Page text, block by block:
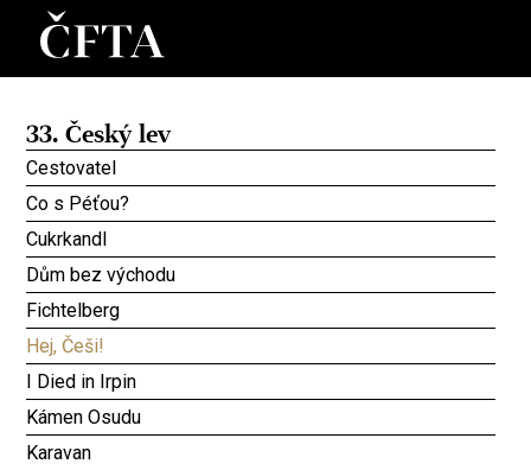
33. Český lev
Cestovatel
Co s Péťou?
Cukrkandl
Dům bez východu
Fichtelberg
Hej, Češi!
I Died in Irpin
Kámen Osudu
Karavan